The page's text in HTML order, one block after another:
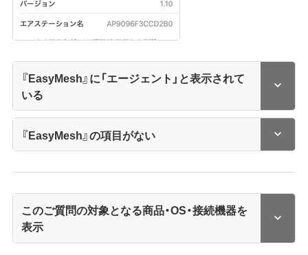
『EasyMesh』に「エージェント」と表示されて
いる
『EasyMesh』の項目がない
このご質問の対象となる商品・OS・接続機器を
表示